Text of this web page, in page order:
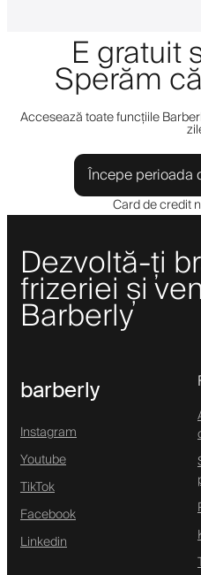
E gratuit
Sperăm
Accesează toate funcțiile
Începe perioada
Card de credit
Dezvoltă-ți
frizeriei și
Barberly
barberly
Instagram
Youtube
TikTok
Facebook
Linkedin